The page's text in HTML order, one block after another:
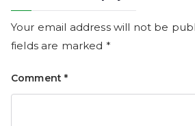
Your email address will not be
fields are marked *
Comment*